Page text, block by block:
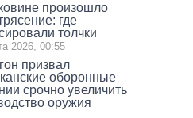
произошло
где
толчки
2026, 00:55
призвал
оборонные
срочно увеличить
оружия